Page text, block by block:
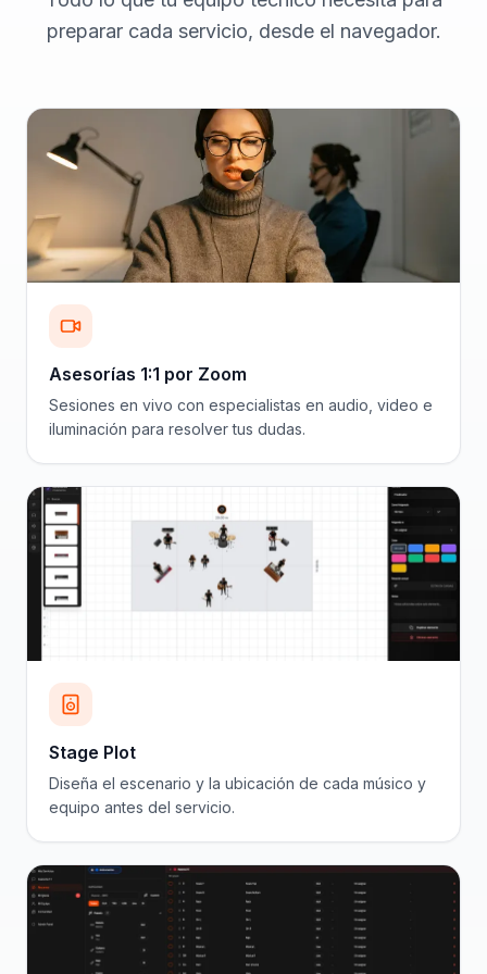
preparar cada servicio, desde el navegador.
Asesorías 1:1 por Zoom
Sesiones en vivo con especialistas en audio, video e
iluminación para resolver tus dudas.
Stage Plot
Diseña el escenario y la ubicación de cada músico y
equipo antes del servicio.